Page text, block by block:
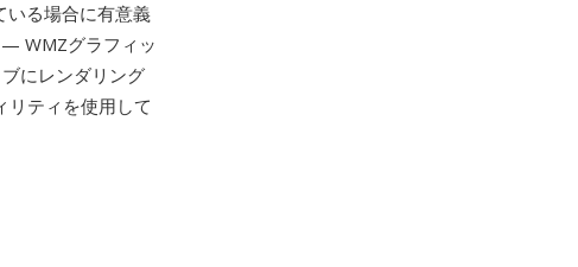
いる場合に有意義
WMZグラフィッ
にレンダリング
ティを使用して